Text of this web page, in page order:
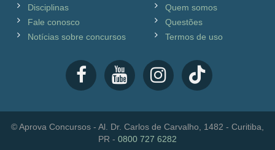
Disciplinas
Fale conosco
Notícias sobre concursos
Quem somos
Questões
Termos de uso
© Aprova Concursos - Al. Dr. Carlos de Carvalho, 1482 - Curitiba,
PR - 0800 727 6282